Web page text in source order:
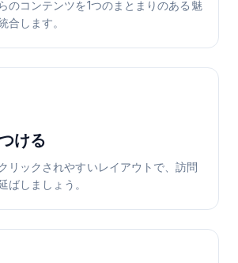
のコンテンツを1つのまとまりのある魅
合します。
ける
リックされやすいレイアウトで、訪問
ばしましょう。